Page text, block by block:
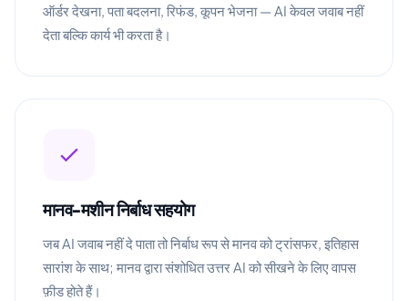
ऑर्डर देखना, पता बदलना, रिफंड, कूपन भेजना — AI केवल जवाब नहीं
देता बल्कि कार्य भी करता है।
मानव-मशीन निर्बाध सहयोग
जब AI जवाब नहीं दे पाता तो निर्बाध रूप से मानव को ट्रांसफर, इतिहास
सारांश के साथ; मानव द्वारा संशोधित उत्तर AI को सीखने के लिए वापस
फ़ीड होते हैं।